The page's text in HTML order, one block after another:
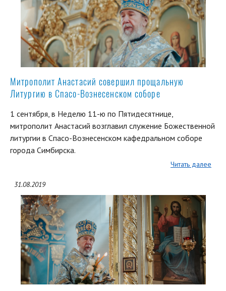
Митрополит Анастасий совершил прощальную
Литургию в Спасо-Вознесенском соборе
1 сентября, в Неделю 11-ю по Пятидесятнице,
митрополит Анастасий возглавил служение Божественной
литургии в Спасо-Вознесенском кафедральном соборе
города Симбирска.
Читать далее
31.08.2019